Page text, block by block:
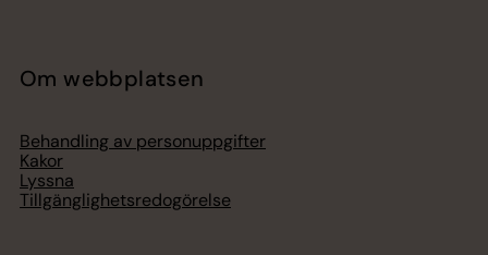
Om webbplatsen
Behandling av personuppgifter
Kakor
Lyssna
Tillgänglighetsredogörelse